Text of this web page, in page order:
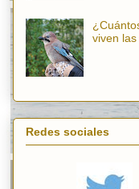
viven
Redes sociales